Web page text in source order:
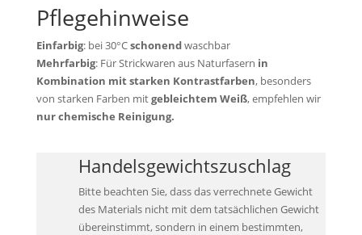
Pflegehinweise
Einfarbig: bei 30°Cschonendwaschbar
Mehrfarbig: Für Strickwaren aus Naturfasern in
Kombination mit starken Kontrastfarben, besonders
von starken Farben mitgebleichtem Weiß, empfehlen wir
nur chemische Reinigung.
Handelsgewichtszuschlag
Bitte beachten Sie, dass das verrechnete Gewicht
des Materials nicht mit dem tatsächlichen Gewicht
übereinstimmt, sondern in einem bestimmten,